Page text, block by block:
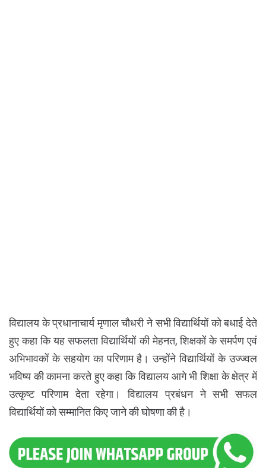
विद्यालय के प्रधानाचार्य मृणाल चौधरी ने सभी विद्यार्थियों को बधाई देते
हुए कहा कि यह सफलता विद्यार्थियों की मेहनत, शिक्षकों के समर्पण एवं
अभिभावकों के सहयोग का परिणाम है। उन्होंने विद्यार्थियों के उज्ज्वल
भविष्य की कामना करते हुए कहा कि विद्यालय आगे भी शिक्षा के क्षेत्र में
उत्कृष्ट परिणाम देता रहेगा।
विद्यालय प्रबंधन ने सभी सफल
विद्यार्थियों को सम्मानित किए जाने की घोषणा की है।